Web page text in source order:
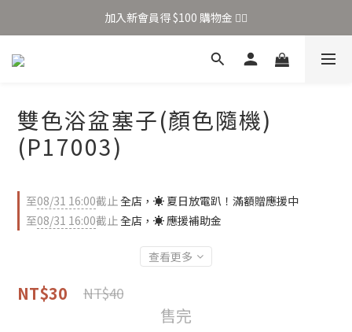
加入新會員得 $100 購物金 👉🏻
加入新會員得 $100 購物金 👉🏻
全站滿 $699 享免運
雙色浴盆塞子(顏色隨機)
(P17003)
至08/31 16:00截止全店，☀️ 夏日放電趴！滿額贈應援中
至08/31 16:00截止全店，☀️ 應援補助金
查看更多
NT$30 NT$40
售完